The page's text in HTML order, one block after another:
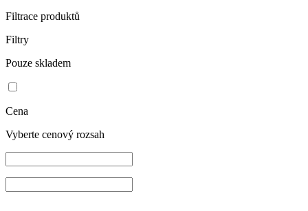
Filtrace produktů
Filtry
Pouze skladem
Cena
Vyberte cenový rozsah